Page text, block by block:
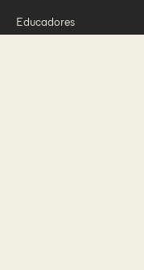
Educadores